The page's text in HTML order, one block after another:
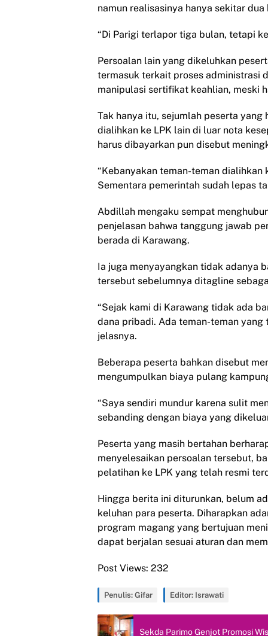
namun realisasinya hanya sekitar dua
“Di Parigi terlapor tiga bulan, tetapi
Persoalan lain yang dikeluhkan
termasuk terkait proses administrasi
manipulasi sertifikat keahlian, meski
Tak hanya itu, sejumlah peserta yang
dialihkan ke LPK lain di luar nota
harus dibayarkan pun disebut
“Kebanyakan teman-teman dialihkan
Sementara pemerintah sudah lepas
Abdillah mengaku sempat
penjelasan bahwa tanggung jawab
berada di Karawang.
Ia juga menyayangkan tidak adanya
tersebut sebelumnya ditagline
“Sejak kami di Karawang tidak ada
dana pribadi. Ada teman-teman yang
jelasnya.
Beberapa peserta bahkan disebut
mengumpulkan biaya pulang
“Saya sendiri mundur karena sulit
sebanding dengan biaya yang
Peserta yang masih bertahan
menyelesaikan persoalan tersebut,
pelatihan ke LPK yang telah resmi
Hingga berita ini diturunkan, belum
keluhan para peserta. Diharapkan
program magang yang bertujuan
dapat berjalan sesuai aturan dan
Post Views: 232
Penulis: Gifar Editor: Israwati
Sekda Parimo Genjot Promosi